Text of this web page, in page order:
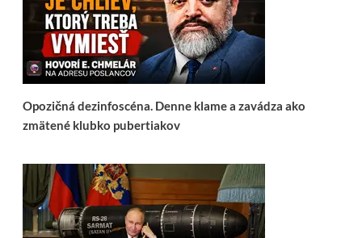
Opozičná dezinfoscéna. Denne klame a zavádza ako
zmätené klubko pubertiakov